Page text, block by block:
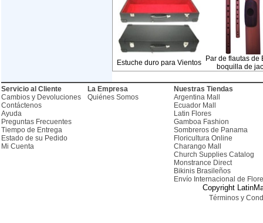
Estuche duro para Vientos
Par de flautas de
boquilla de
Servicio al Cliente
Cambios y Devoluciones
Contáctenos
Ayuda
Preguntas Frecuentes
Tiempo de Entrega
Estado de su Pedido
Mi Cuenta
La Empresa
Quiénes Somos
Nuestras Tiendas
Argentina Mall
Ecuador Mall
Latin Flores
Gamboa Fashion
Sombreros de Panama
Floricultura Online
Charango Mall
Church Supplies Catalog
Monstrance Direct
Bikinis Brasileños
Envío Internacional de
Copyright
Términos y